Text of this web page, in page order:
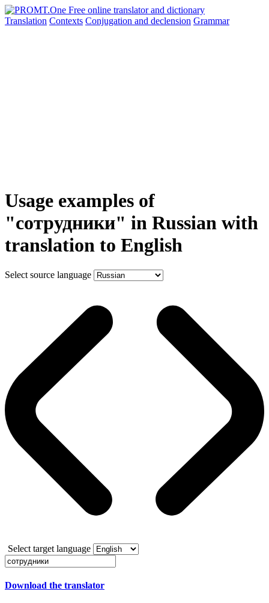
Translation Contexts Conjugation and declension Grammar
Usage examples of
"сотрудники" in Russian with
translation to English
Select source language
Select target language
Download the translator